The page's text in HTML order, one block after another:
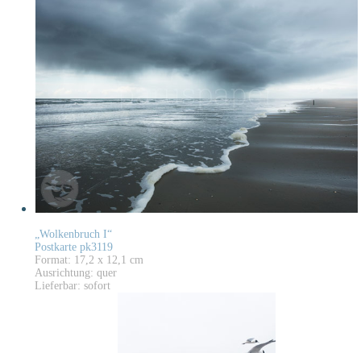
„Wolkenbruch I“
Postkarte pk3119
Format: 17,2 x 12,1 cm
Ausrichtung: quer
Lieferbar: sofort